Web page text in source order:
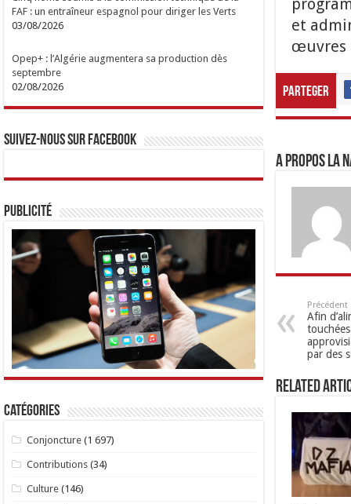
et
œuvres
Parteger
A propos LA
Précédent
Afin
par des
Related
FAF : un entraîneur espagnol pour diriger les Verts
03/08/2026
Opep+ : l’Algérie augmentera sa production dès
septembre
02/08/2026
Suivez-nous sur Facebook
Publicité
Catégories
Conjoncture (1 697)
Contributions (34)
Culture (146)